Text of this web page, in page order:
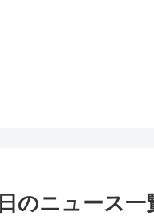
のニュース一